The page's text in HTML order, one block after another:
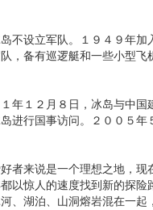
设立军队。１９４９年加
，备有巡逻艇和一些小型飞
１２月８日，冰岛与中国
进行国事访问。２００５年
来说是一个理想之地，现
以惊人的速度找到新的探
、湖泊、山洞熔岩混在一起